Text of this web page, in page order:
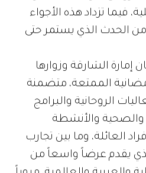
فيما تزداد هذه الأجواء
من الحدث الذي يستمر حتى
الشارقة وزوارها
الممتعة، متضمنة
الروحانية والبرامج
والصحية والأنشطة
العائلة، وما بين تجارب
يقدم عرضاً واسعاً من